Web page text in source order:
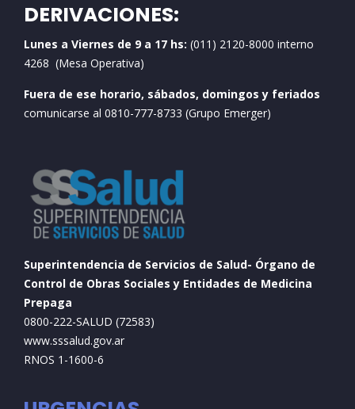
DERIVACIONES:
Lunes a Viernes de 9 a 17 hs: (011) 2120-8000 interno
4268 (Mesa Operativa)
Fuera de ese horario, sábados, domingos y feriados
comunicarse al 0810-777-8733 (Grupo Emerger)
Superintendencia de Servicios de Salud- Órgano de
Control de Obras Sociales y Entidades de Medicina
Prepaga
0800-222-SALUD (72583)
www.sssalud.gov.ar
RNOS 1-1600-6